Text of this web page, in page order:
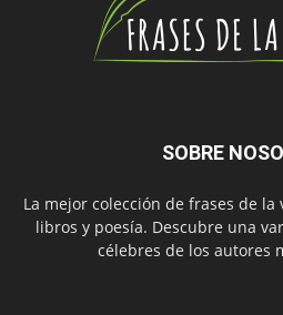
SOBRE
La mejor colección de frases de
libros y poesía. Descubre una
célebres de los autores